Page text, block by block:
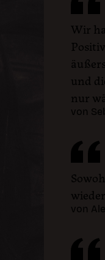
Wir
und
nur
von
von